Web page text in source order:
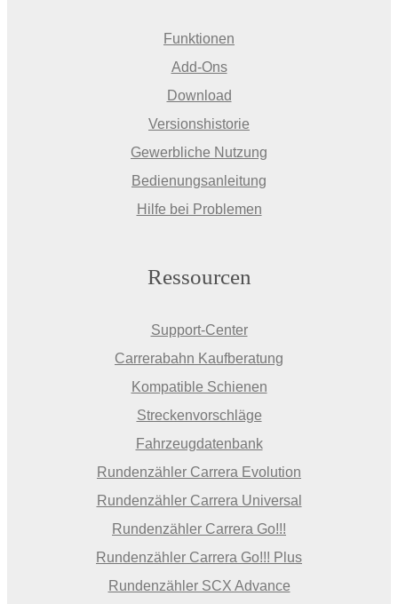
Funktionen
Add-Ons
Download
Versionshistorie
Gewerbliche Nutzung
Bedienungsanleitung
Hilfe bei Problemen
Ressourcen
Support-Center
Carrerabahn Kaufberatung
Kompatible Schienen
Streckenvorschläge
Fahrzeugdatenbank
Rundenzähler Carrera Evolution
Rundenzähler Carrera Universal
Rundenzähler Carrera Go!!!
Rundenzähler Carrera Go!!! Plus
Rundenzähler SCX Advance